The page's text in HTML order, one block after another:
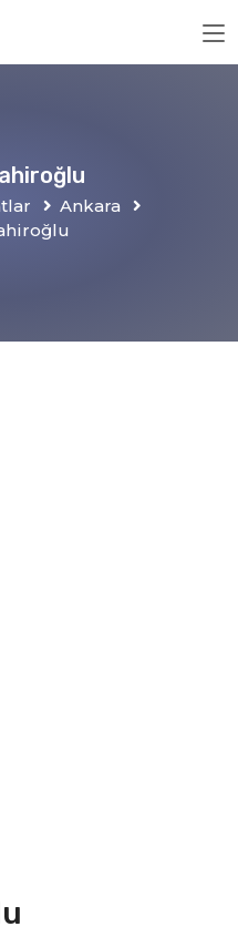
Ankara